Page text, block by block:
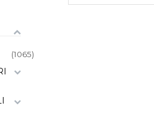
(1065)